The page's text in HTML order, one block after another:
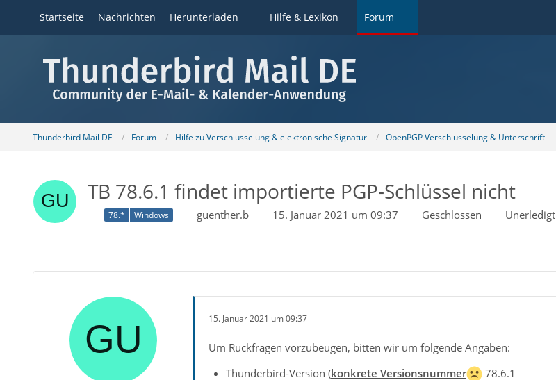
Startseite Nachrichten Herunterladen Hilfe & Lexikon Forum
Thunderbird Mail DE Forum Hilfe zu Verschlüsselung & elektronische Signatur OpenPGP Verschlüsselung & Unterschrift
TB 78.6.1 findet importierte PGP-Schlüssel nicht
78.* Windows guenther.b 15. Januar 2021 um 09:37 Geschlossen Unerledigt
15. Januar 2021 um 09:37
Um Rückfragen vorzubeugen, bitten wir um folgende Angaben:
Thunderbird-Version (konkrete Versionsnummer
78.6.1